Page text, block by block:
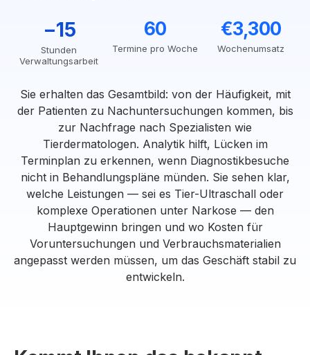
−15
Stunden
Verwaltungsarbeit
60
Termine pro Woche
€3,300
Wochenumsatz
Sie erhalten das Gesamtbild: von der Häufigkeit, mit
der Patienten zu Nachuntersuchungen kommen, bis
zur Nachfrage nach Spezialisten wie
Tierdermatologen. Analytik hilft, Lücken im
Terminplan zu erkennen, wenn Diagnostikbesuche
nicht in Behandlungspläne münden. Sie sehen klar,
welche Leistungen — sei es Tier-Ultraschall oder
komplexe Operationen unter Narkose — den
Hauptgewinn bringen und wo Kosten für
Voruntersuchungen und Verbrauchsmaterialien
angepasst werden müssen, um das Geschäft stabil zu
entwickeln.